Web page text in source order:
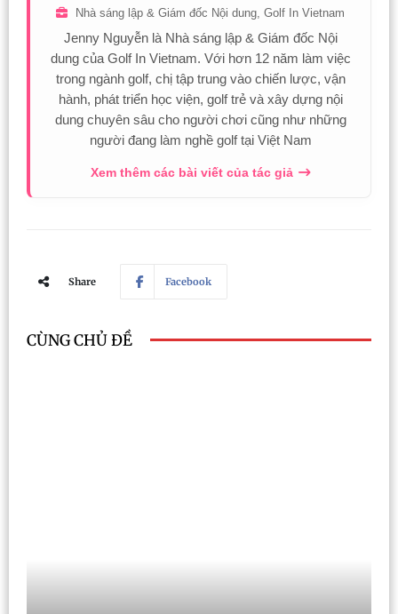
Nhà sáng lập & Giám đốc Nội dung, Golf In Vietnam
Jenny Nguyễn là Nhà sáng lập & Giám đốc Nội
dung của Golf In Vietnam. Với hơn 12 năm làm việc
trong ngành golf, chị tập trung vào chiến lược, vận
hành, phát triển học viện, golf trẻ và xây dựng nội
dung chuyên sâu cho người chơi cũng như những
người đang làm nghề golf tại Việt Nam
Xem thêm các bài viết của tác giả
Share Facebook
CÙNG CHỦ ĐỀ